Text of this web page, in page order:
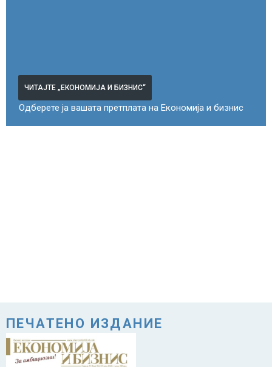
ЧИТАЈТЕ „ЕКОНОМИЈА И БИЗНИС“
Одберете ја вашата претплата на Економија и бизнис
ПЕЧАТЕНО ИЗДАНИЕ